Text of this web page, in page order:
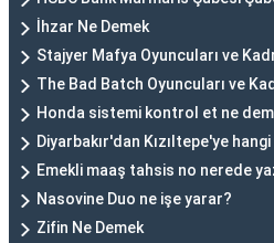
İhzar Ne Demek
Stajyer Mafya Oyuncuları ve
The Bad Batch Oyuncuları ve
Honda sistemi kontrol et ne
Diyarbakır'dan Kızıltepe'ye
Emekli maaş tahsis no nerede
Nasovine Duo ne işe yarar?
Zifin Ne Demek